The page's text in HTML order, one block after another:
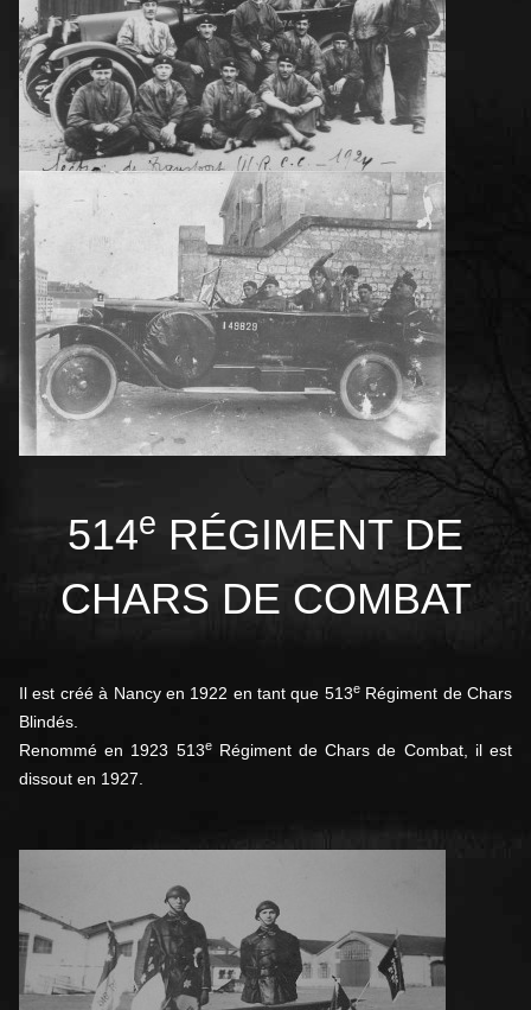
514e RÉGIMENT DE
CHARS DE COMBAT
Il est créé à Nancy en 1922 en tant que 513eRégiment de Chars
Blindés.
Renommé en 1923 513eRégiment de Chars de Combat, il est
dissout en 1927